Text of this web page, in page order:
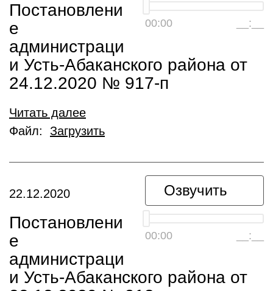
00:00 __:__
Постановлени
е
администраци
и Усть-Абаканского района от
24.12.2020 № 917-п
Читать далее
Файл: Загрузить
Озвучить
00:00 __:__
22.12.2020
Постановлени
е
администраци
и Усть-Абаканского района от